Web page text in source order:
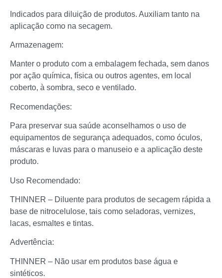
Indicados para diluição de produtos. Auxiliam tanto na
aplicação como na secagem.
Armazenagem:
Manter o produto com a embalagem fechada, sem danos
por ação química, física ou outros agentes, em local
coberto, à sombra, seco e ventilado.
Recomendações:
Para preservar sua saúde aconselhamos o uso de
equipamentos de segurança adequados, como óculos,
máscaras e luvas para o manuseio e a aplicação deste
produto.
Uso Recomendado:
THINNER – Diluente para produtos de secagem rápida a
base de nitrocelulose, tais como seladoras, vernizes,
lacas, esmaltes e tintas.
Advertência:
THINNER – Não usar em produtos base água e
sintéticos.